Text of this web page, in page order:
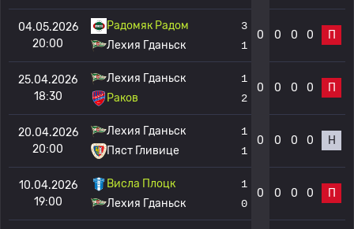
04.05.2026
20:00
Радомяк Радом
Лехия Гданьск
3
1
0 0 0 0 П
25.04.2026
18:30
Лехия Гданьск
Раков
1
2
0 0 0 0 П
20.04.2026
20:00
Лехия Гданьск
Пяст Гливице
1
1
0 0 0 0 Н
10.04.2026
19:00
Висла Плоцк
Лехия Гданьск
1
0
0 0 0 0 П